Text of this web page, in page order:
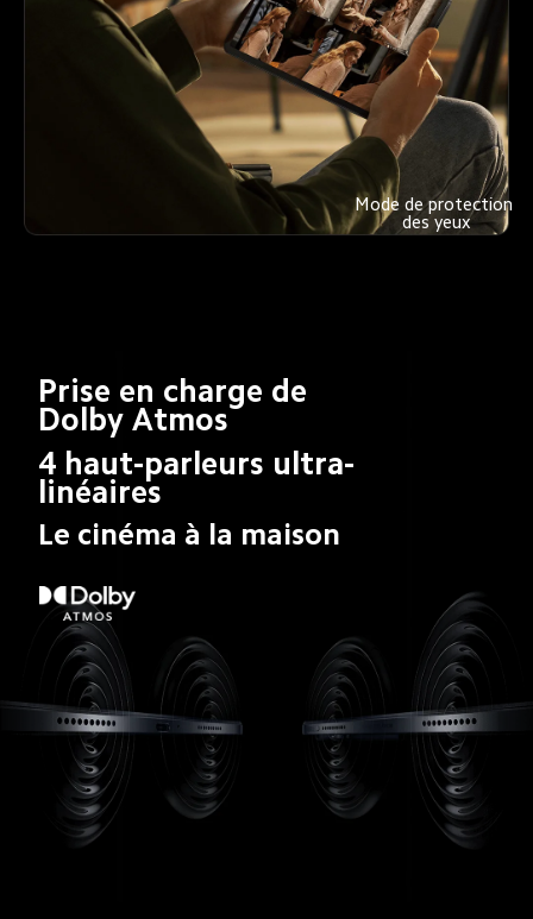
Mode de protection
des yeux
Prise en charge de
Dolby Atmos
4 haut-parleurs ultra-
linéaires
Le cinéma à la maison